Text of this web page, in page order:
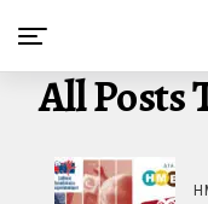
All Posts